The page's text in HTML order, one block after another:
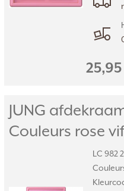
25,95
JUNG
Couleurs rose
LC 982